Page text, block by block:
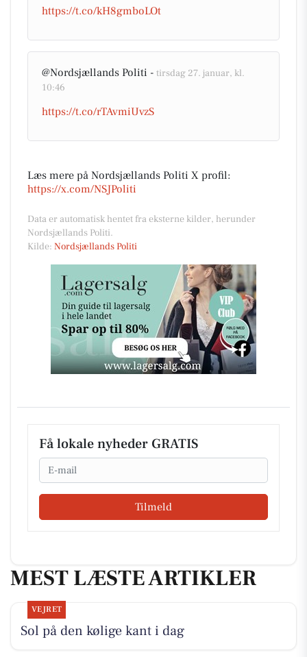
https://t.co/kH8gmboLOt
@Nordsjællands Politi - tirsdag 27. januar, kl.
10:46
https://t.co/rTAvmiUvzS
Læs mere på Nordsjællands Politi X profil:
https://x.com/NSJPoliti
Data er automatisk hentet fra eksterne kilder, herunder
Nordsjællands Politi.
Kilde: Nordsjællands Politi
Få lokale nyheder GRATIS
Email
Tilmeld
MEST LÆSTE ARTIKLER
VEJRET
Sol på den kølige kant i dag